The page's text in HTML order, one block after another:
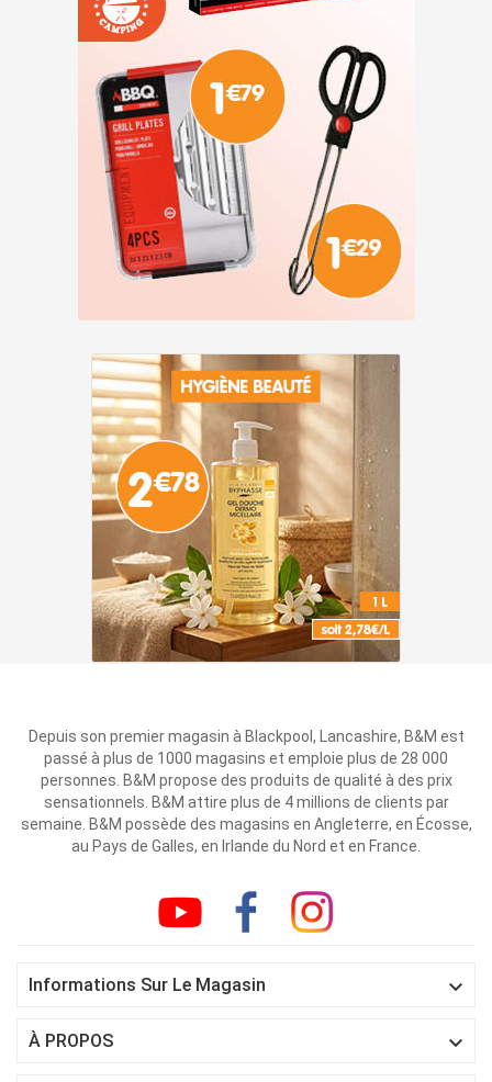
Depuis son premier magasin à Blackpool, Lancashire, B&M est
passé à plus de 1000 magasins et emploie plus de 28 000
personnes. B&M propose des produits de qualité à des prix
sensationnels. B&M attire plus de 4 millions de clients par
semaine. B&M possède des magasins en Angleterre, en Écosse,
au Pays de Galles, en Irlande du Nord et en France.
Informations Sur Le Magasin 
À PROPOS 